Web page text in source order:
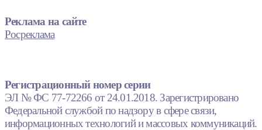
Реклама на сайте
Росреклама
Регистрационный номер серии
ЭЛ № ФС 77-72266 от 24.01.2018. Зарегистрировано
Федеральной службой по надзору в сфере связи,
информационных технологий и массовых коммуникаций.